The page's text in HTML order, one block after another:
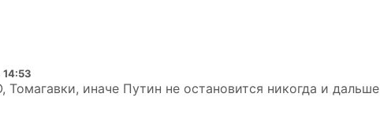
14:53
иначе Путин не остановится никогда и дальше